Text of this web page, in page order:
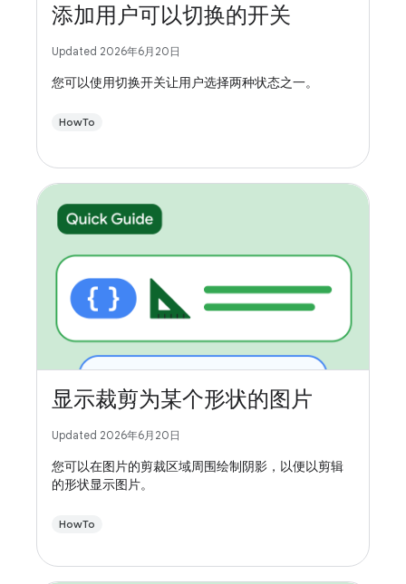
添加用户可以切换的开关
Updated 2026年6月20日
您可以使用切换开关让用户选择两种状态之一。
HowTo
显示裁剪为某个形状的图片
Updated 2026年6月20日
您可以在图片的剪裁区域周围绘制阴影，以便以剪辑
的形状显示图片。
HowTo